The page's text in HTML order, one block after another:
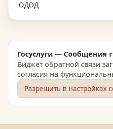
ОДОД
Госуслуги — Сообщения
Виджет обратной связи
согласия на
Разрешить в настройках